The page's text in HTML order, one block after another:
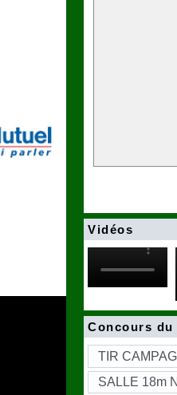
Vidéos
Concours du